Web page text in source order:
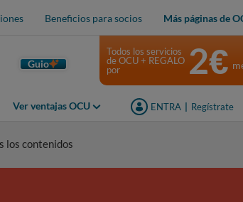
Beneficios para socios Más páginas de
Guio
Ver ventajas OCU ENTRA Regístrate
Todos los servicios
de OCU + REGALO
por
2€
los contenidos